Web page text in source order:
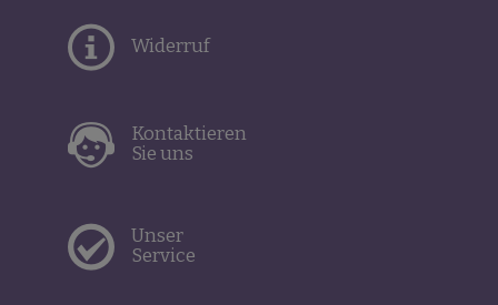
Widerruf
Kontaktieren
Sie uns
Unser
Service